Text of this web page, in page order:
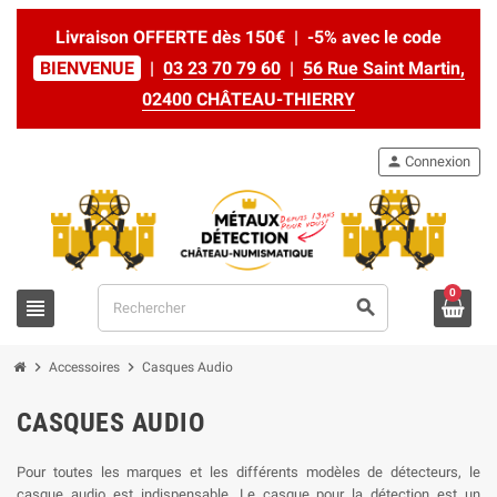
Livraison OFFERTE dès 150€ | -5% avec le code
BIENVENUE
| 03 23 70 79 60| 56 Rue Saint Martin,
02400 CHÂTEAU-THIERRY
view_headline search
person Connexion
0
chevron_right Accessoires chevron_right Casques Audio
CASQUES AUDIO
Pour toutes les marques et les différents modèles de détecteurs, le